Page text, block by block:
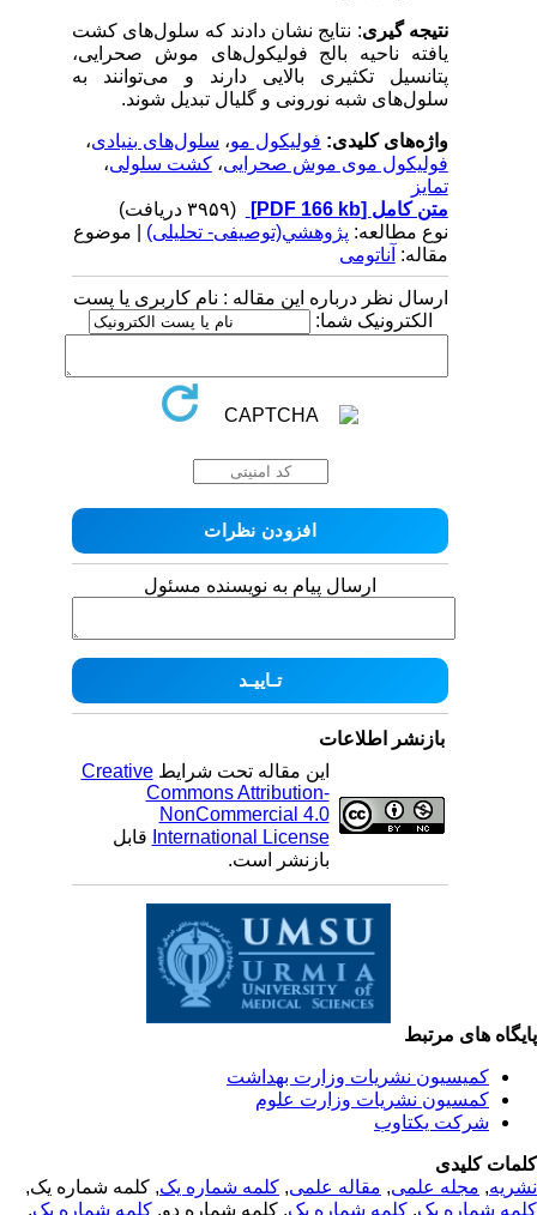
نتیجه گیری: نتایج نشان دادند کهسلول‌هایکشت
یافته ناحیه بالج فولیکول‌های موش صحرایی،
پتانسیل تکثیری بالایی دارند و می‌توانند به
سلول‌هایشبه نورونی و گلیال تبدیل شوند.
واژه‌های کلیدی:فولیکول مو،سلول‌های بنیادی،
فولیکول موی موش صحرایی،کشت سلولی،
تمایز
متن کامل[PDF 166 kb]
نوع مطالعه:پژوهشي(توصیفی- تحلیلی) | موضوع
مقاله:آناتومی
ارسال نظر درباره این مقاله : نام کاربری یا پست
الکترونیک شما:
ارسال پیام به نویسنده مسئول
بازنشر اطلاعات
این مقاله تحت شرایطCreative
Commons Attribution-
NonCommercial 4.0
International Licenseقابل
بازنشر است.
های مرتبط
کمیسیون نشریات وزارت بهداشت
کمسیون نشریات وزارت علوم
شرکت یکتاوب
کلیدی
,مجله علمی, مقاله علمی, کلمه شماره یک, کلمه شماره یک,
شماره یک,کلمه شماره یک, کلمه شماره دو,کلمه شماره یک,